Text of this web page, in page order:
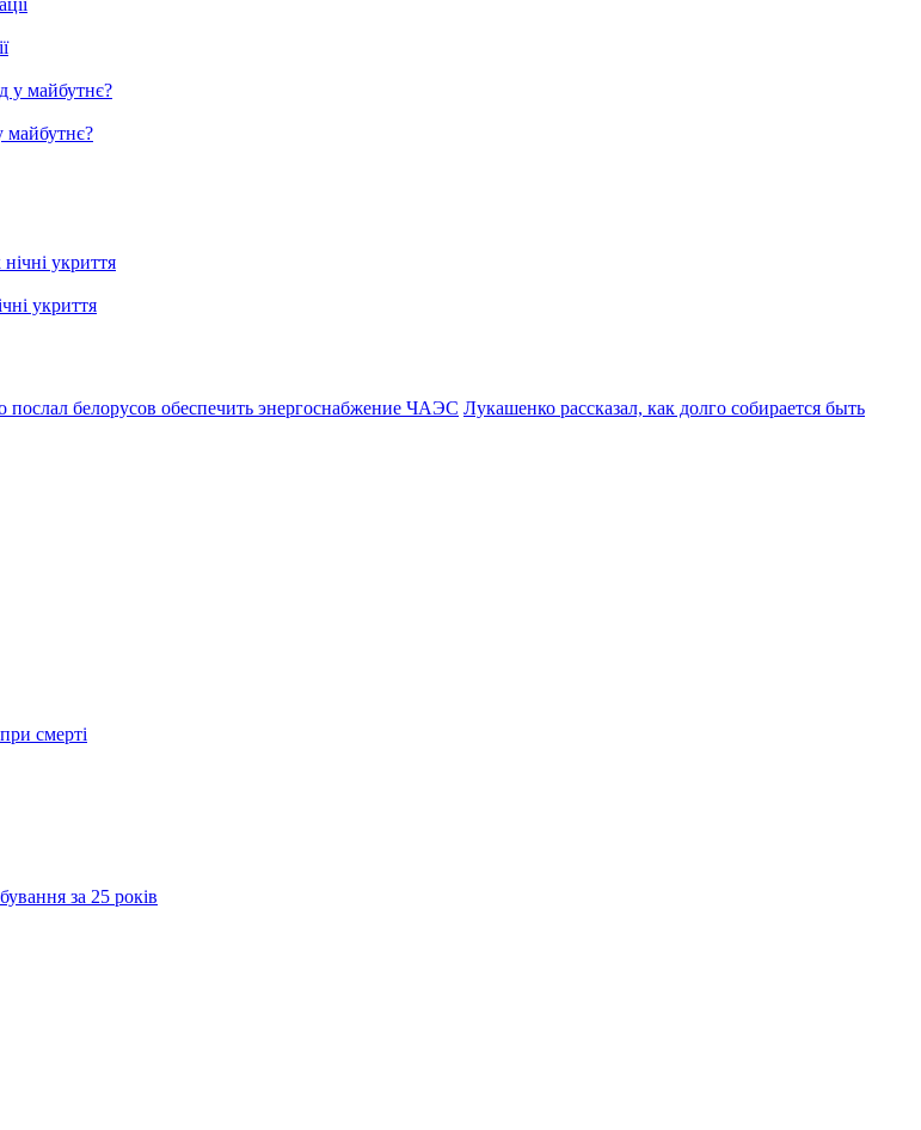
майбутнє?
укриття
послал белорусов обеспечить энергоснабжение ЧАЭС Лукашенко рассказал, как долго собирается быть
смерті
за 25 років